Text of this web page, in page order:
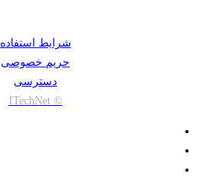
شرایط استفاده
حریم خصوصی
دسترسی
© ITechNet